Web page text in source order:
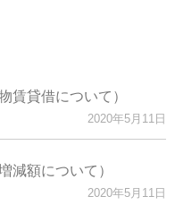
賃貸借について）
2020年5月11日
減額について）
2020年5月11日